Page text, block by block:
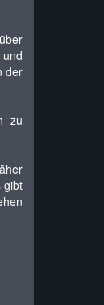
der
zu
gibt